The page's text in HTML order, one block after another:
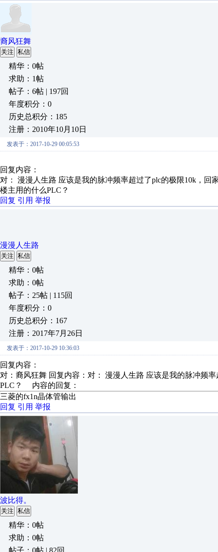
裔风狂舞
关注 私信
精华：0帖
求助：1帖
帖子：6帖 | 197回
年度积分：0
历史总积分：185
注册：2010年10月10日
发表于：2017-10-29 00:05:53
回复内容：
对： 漫漫人生路 应该是我的脉冲频率超过了plc的极限10k，回
楼主用的什么PLC？
回复 引用 举报
漫漫人生路
关注 私信
精华：0帖
求助：0帖
帖子：25帖 | 115回
年度积分：0
历史总积分：167
注册：2017年7月26日
发表于：2017-10-29 10:36:03
回复内容：
对：裔风狂舞 回复内容：对： 漫漫人生路 应该是我的脉冲频
PLC？ 内容的回复：
三菱的fx1n晶体管输出
回复 引用 举报
波比得。
关注 私信
精华：0帖
求助：0帖
帖子：0帖 | 82回